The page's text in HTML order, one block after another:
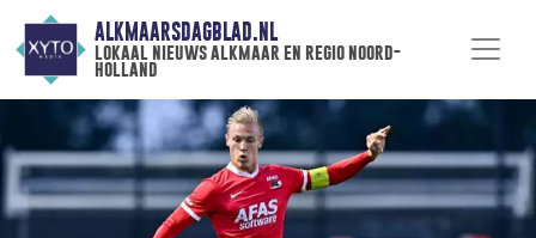
ALKMAARSDAGBLAD.NL
lokaal nieuws alkmaar en regio noord-
holland